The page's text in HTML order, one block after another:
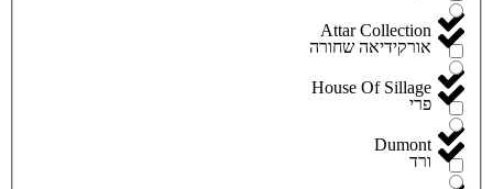
Attar Collection
House Of Sillage
Dumont
אורקידיאה שחורה
פרי
ורד